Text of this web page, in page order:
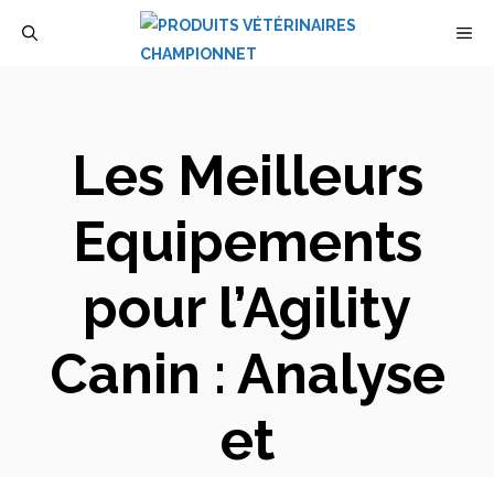
Les Meilleurs
Equipements
pour l’Agility
Canin : Analyse
et